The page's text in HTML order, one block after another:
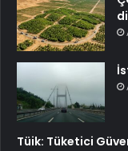
Tüik: Tüketici